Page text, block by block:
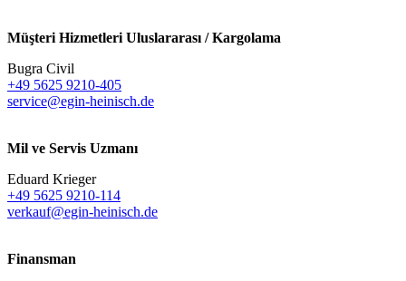
Müşteri Hizmetleri Uluslararası / Kargolama
Bugra Civil
+49 5625 9210-405
service@egin-heinisch.de
Mil ve Servis Uzmanı
Eduard Krieger
+49 5625 9210-114
verkauf@egin-heinisch.de
Finansman